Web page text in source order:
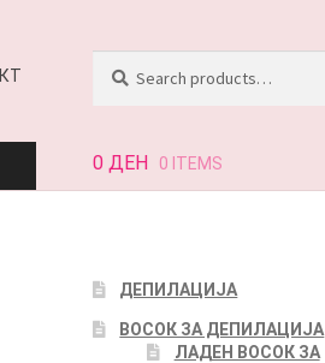
for:
0 ДЕН 0 ITEMS
ДЕПИЛАЦИЈА
ВОСОК ЗА ДЕПИЛАЦИЈА
ЛАДЕН ВОСОК ЗА